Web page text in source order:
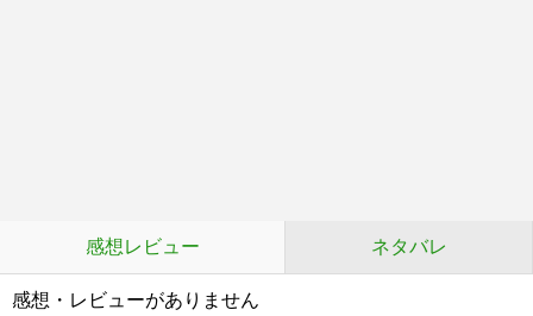
感想レビュー ネタバレ
感想・レビューがありません